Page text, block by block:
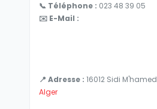
📞 Téléphone : 023 48 39 05
✉️ E-Mail :
📍 Adresse : 16012 Sidi M'hamed
Alger